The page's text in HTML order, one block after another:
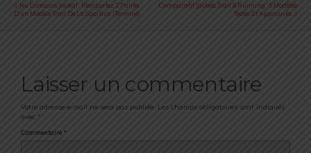
Jeu Concours Jackal : Remportez 2 Paires
D'un Modèle Trail De La Sportiva (Terminé)
Comparatif Jackets Trail & Running : 5 Modèles
Testés Et Approuvés
Laisser un commentaire
Votre adresse e-mail ne sera pas publiée. Les champs obligatoires sont indiqués
avec *
Commentaire *